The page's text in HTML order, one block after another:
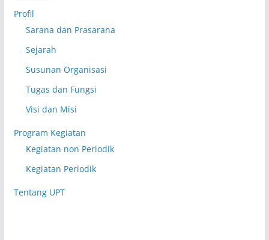
Profil
Sarana dan Prasarana
Sejarah
Susunan Organisasi
Tugas dan Fungsi
Visi dan Misi
Program Kegiatan
Kegiatan non Periodik
Kegiatan Periodik
Tentang UPT